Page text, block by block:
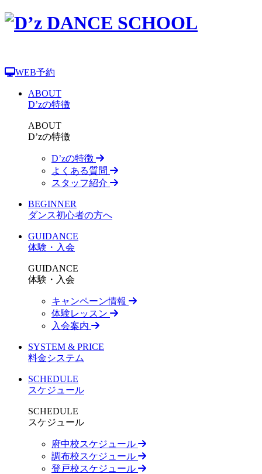
WEB予約
ABOUT
D’zの特徴
ABOUT
D’zの特徴
D’zの特徴
よくある質問
スタッフ紹介
BEGINNER
ダンス初心者の方へ
GUIDANCE
体験・入会
GUIDANCE
体験・入会
キャンペーン情報
体験レッスン
入会案内
SYSTEM & PRICE
料金システム
SCHEDULE
スケジュール
SCHEDULE
スケジュール
府中校スケジュール
調布校スケジュール
登戸校スケジュール